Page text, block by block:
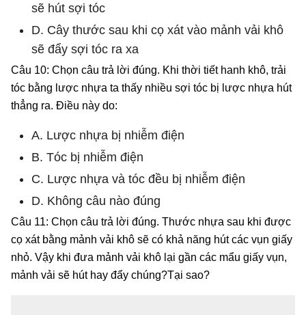
sẽ hút sợi tóc
D. Cây thước sau khi cọ xát vào mảnh vải khô
sẽ đẩy sợi tóc ra xa
Câu 10: Chọn câu trả lời đúng. Khi thời tiết hanh khô, trải
tóc bằng lược nhựa ta thấy nhiều sợi tóc bị lược nhựa hút
thẳng ra. Điều này do:
A. Lược nhựa bị nhiễm điện
B. Tóc bị nhiễm điện
C. Lược nhựa và tóc đều bị nhiễm điện
D. Không câu nào đúng
Câu 11: Chọn câu trả lời đúng. Thước nhựa sau khi được
cọ xát bằng mảnh vải khô sẽ có khả năng hút các vụn giấy
nhỏ. Vậy khi đưa mảnh vải khô lại gần các mẩu giấy vụn,
mảnh vải sẽ hút hay đẩy chúng?Tại sao?